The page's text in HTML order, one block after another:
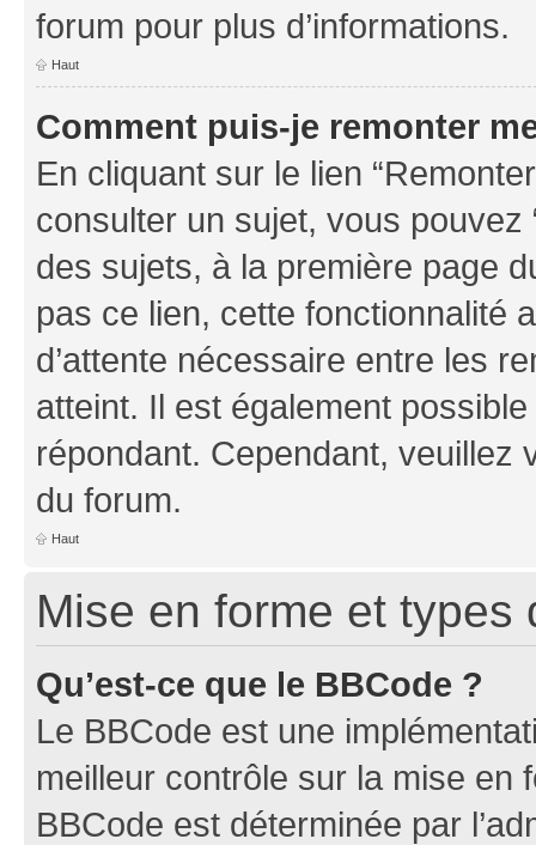
forum pour plus d’informations.
Haut
Comment puis-je remonter
En cliquant sur le lien
consulter un sujet, vous pouvez
des sujets, à la première page
pas ce lien, cette fonctionnalité
d’attente nécessaire entre les
atteint. Il est également
répondant. Cependant,
du forum.
Haut
Mise en forme et types
Qu’est-ce que le BBCode ?
Le BBCode est une
meilleur contrôle sur la mise en
BBCode est déterminée par